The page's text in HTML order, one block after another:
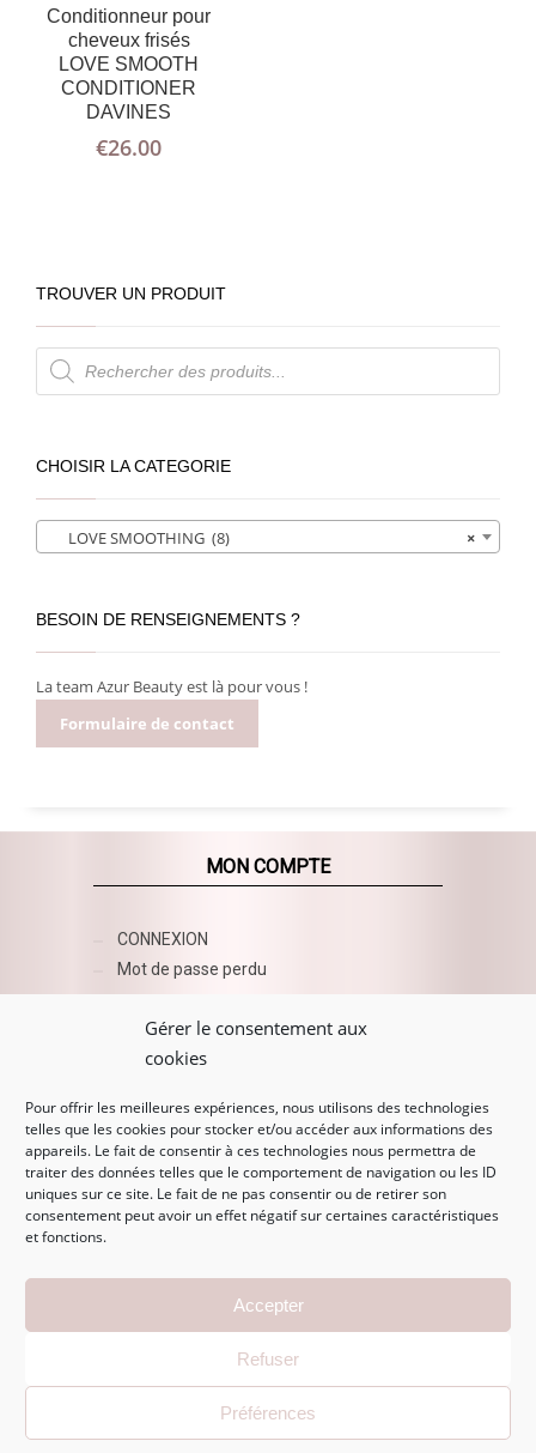
Gérer le consentement aux
cookies
Pour offrir les meilleures expériences, nous utilisons des technologies
telles que les cookies pour stocker et/ou accéder aux informations des
appareils. Le fait de consentir à ces technologies nous permettra de
traiter des données telles que le comportement de navigation ou les ID
uniques sur ce site. Le fait de ne pas consentir ou de retirer son
consentement peut avoir un effet négatif sur certaines caractéristiques
et fonctions.
Accepter
Refuser
Préférences
Conditionneur pour
cheveux frisés
LOVE SMOOTH
CONDITIONER
DAVINES
€26.00
TROUVER UN PRODUIT
Recherche
de
produits
CHOISIR LA CATEGORIE
×
LOVE SMOOTHING (8)
BESOIN DE RENSEIGNEMENTS ?
La team Azur Beauty est là pour vous !
Formulaire de contact
MON COMPTE
CONNEXION
Mot de passe perdu
AZUR BEAUTY ESHOP
Politique de confidentialité